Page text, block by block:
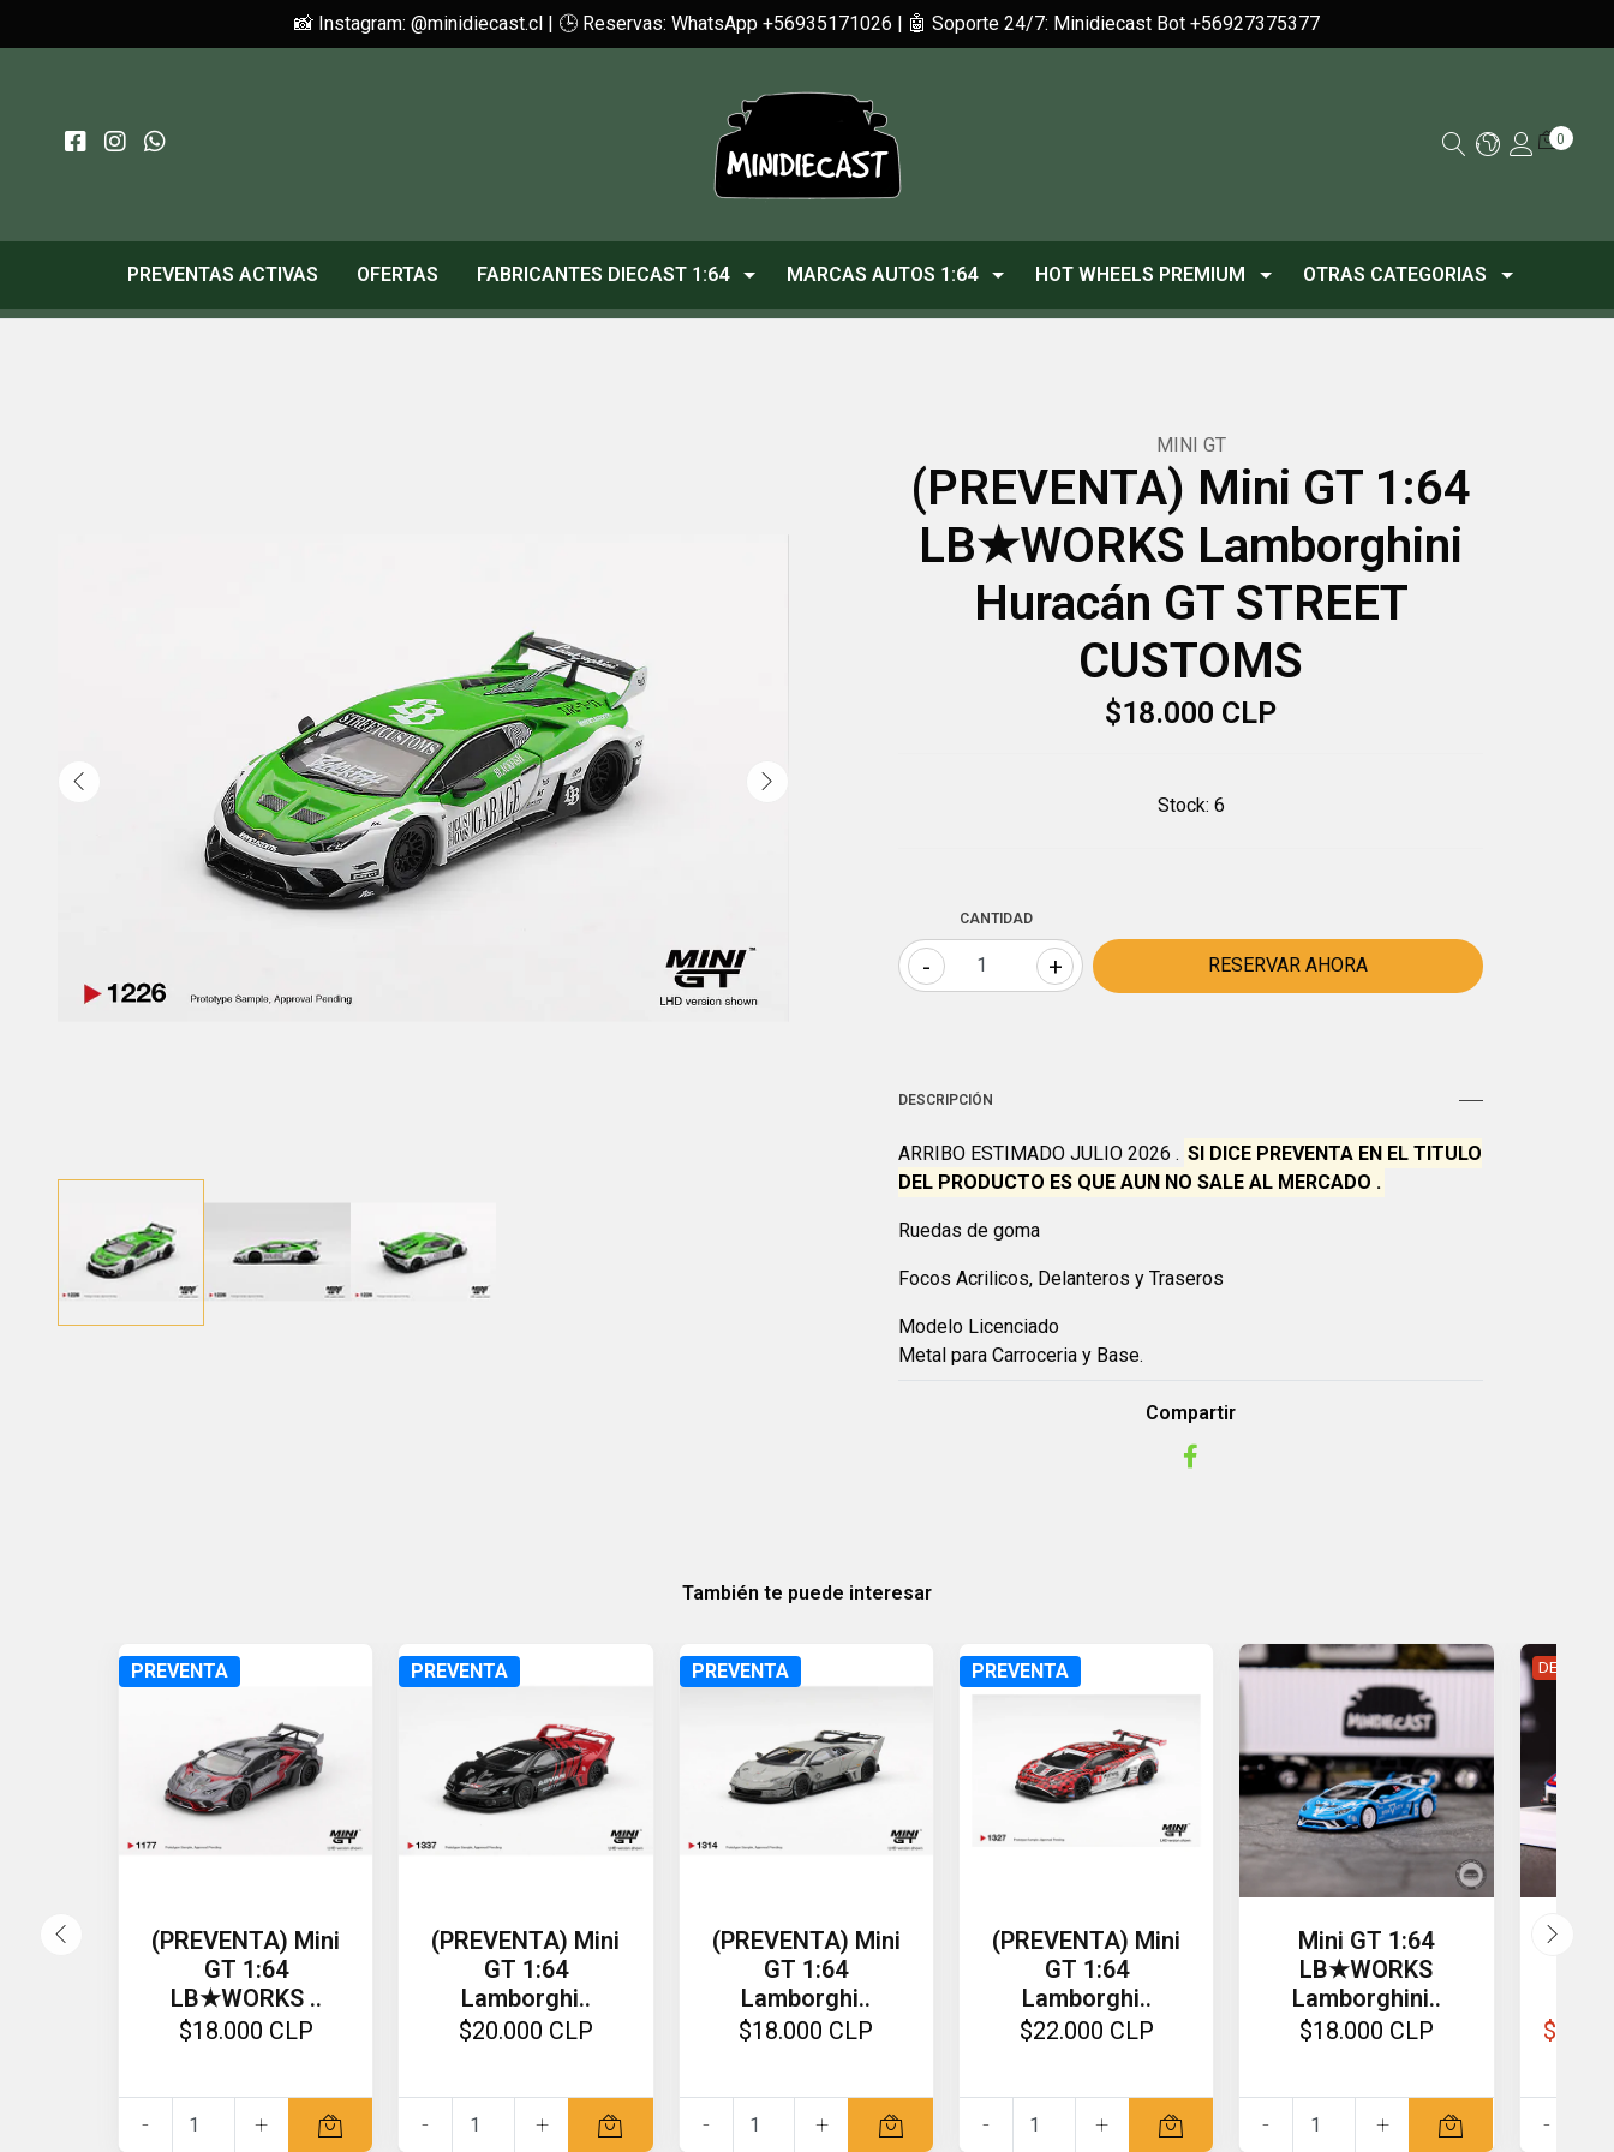
📸 Instagram: @minidiecast.cl | 🕒 Reservas: WhatsApp +56935171026 | 🤖 Soporte 24/7: Minidiecast Bot +56927375377
0
PREVENTAS ACTIVAS OFERTAS FABRICANTES DIECAST 1:64 MARCAS AUTOS 1:64 HOT WHEELS PREMIUM OTRAS CATEGORIAS
MINI GT
(PREVENTA) Mini GT 1:64
LB★WORKS Lamborghini
Huracán GT STREET
CUSTOMS
$18.000 CLP
Stock: 6
CANTIDAD
- +
DESCRIPCIÓN
ARRIBO ESTIMADO JULIO 2026 . SI DICE PREVENTA EN EL TITULO
DEL PRODUCTO ES QUE AUN NO SALE AL MERCADO .
Ruedas de goma
Focos Acrilicos, Delanteros y Traseros
Modelo Licenciado
Metal para Carroceria y Base.
Compartir
También te puede interesar
PREVENTA
(PREVENTA) Mini
GT 1:64
LB★WORKS ..
$18.000 CLP
- +
PREVENTA
(PREVENTA) Mini
GT 1:64
Lamborghi..
$20.000 CLP
- +
PREVENTA
(PREVENTA) Mini
GT 1:64
Lamborghi..
$18.000 CLP
- +
PREVENTA
(PREVENTA) Mini
GT 1:64
Lamborghi..
$22.000 CLP
- +
Mini GT 1:64
LB★WORKS
Lamborghini..
$18.000 CLP
- + -